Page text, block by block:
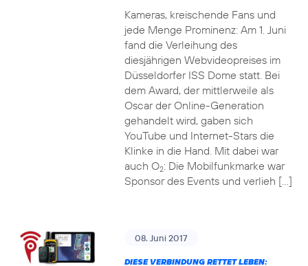
Kameras, kreischende Fans und
jede Menge Prominenz: Am 1. Juni
fand die Verleihung des
diesjährigen Webvideopreises im
Düsseldorfer ISS Dome statt. Bei
dem Award, der mittlerweile als
Oscar der Online-Generation
gehandelt wird, gaben sich
YouTube und Internet-Stars die
Klinke in die Hand. Mit dabei war
auch O2: Die Mobilfunkmarke war
Sponsor des Events und verlieh […]
08. Juni 2017
DIESE VERBINDUNG RETTET LEBEN: